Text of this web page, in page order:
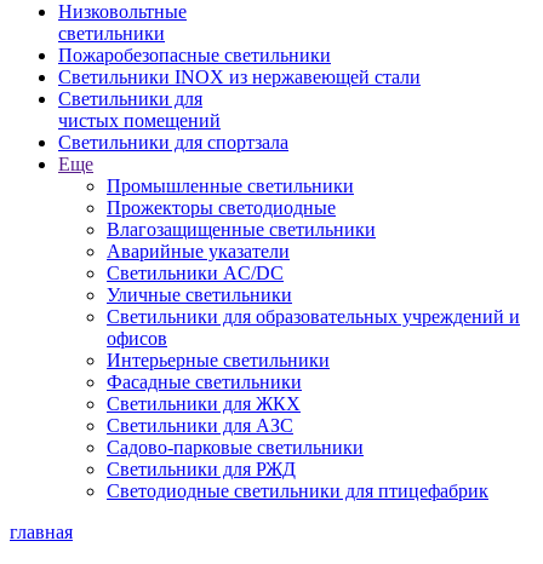
Низковольтные
светильники
Пожаробезопасные светильники
Светильники INOX из нержавеющей стали
Светильники для
чистых помещений
Светильники для спортзала
Еще
Промышленные светильники
Прожекторы светодиодные
Влагозащищенные светильники
Аварийные указатели
Светильники AC/DC
Уличные светильники
Светильники для образовательных учреждений и
офисов
Интерьерные светильники
Фасадные светильники
Светильники для ЖКХ
Светильники для АЗС
Садово-парковые светильники
Светильники для РЖД
Светодиодные светильники для птицефабрик
главная